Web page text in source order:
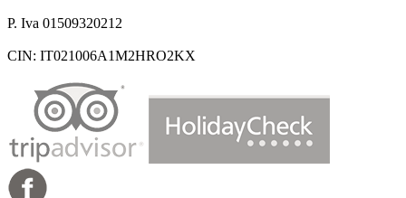
P. Iva 01509320212
CIN: IT021006A1M2HRO2KX